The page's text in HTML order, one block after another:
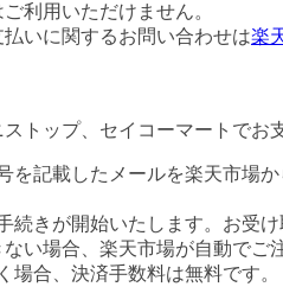
利用いただけません。
いに関するお問い合わせは楽
トップ、セイコーマートでお
を記載したメールを楽天市場か
続きが開始いたします。お受
い場合、楽天市場が自動でご
合、決済手数料は無料です。